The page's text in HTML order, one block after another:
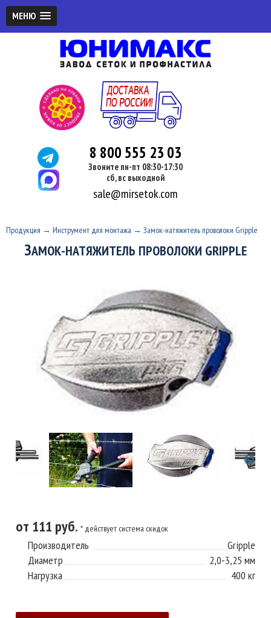
МЕНЮ
8 800 555 23 03
Звоните пн-пт 08:30-17:30
сб, вс выходной
sale@mirsetok.com
Продукция → Инструмент для монтажа → Замок-натяжитель проволоки Gripple
ЗАМОК-НАТЯЖИТЕЛЬ ПРОВОЛОКИ GRIPPLE
от 111 руб. * действует система скидок
Производитель
Gripple
Диаметр
2,0-3,25 мм
Нагрузка
400 кг